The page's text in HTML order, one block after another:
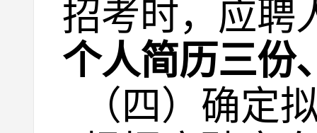
招考时，应聘
个人简历三份
（四）确定